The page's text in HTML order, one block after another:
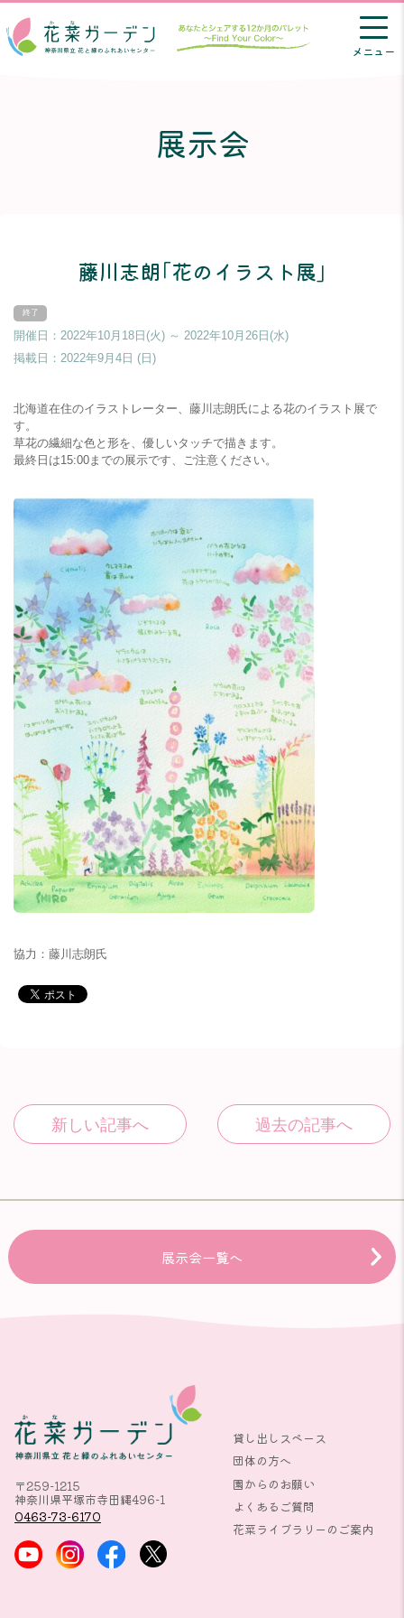
メニュー
展示会
藤川志朗｢花のイラスト展｣
開催日：2022年10月18日(火) ～ 2022年10月26日(水)
掲載日： 2022年9月4日 (日)
北海道在住のイラストレーター、藤川志朗氏による花のイラスト展で
す。
草花の繊細な色と形を、優しいタッチで描きます。
最終日は15:00までの展示です、ご注意ください。
協力：藤川志朗氏
展示会一覧へ
〒259-1215
神奈川県平塚市寺田縄496-1
0463-73-6170
貸し出しスペース
団体の方へ
園からのお願い
よくあるご質問
花菜ライブラリーのご案内